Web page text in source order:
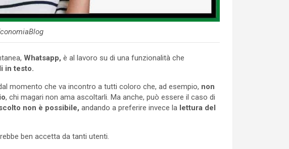
Whatsapp, è al lavoro su di una funzionalità che
in testo.
momento che va incontro a tutti coloro che, ad esempio, non
, chi magari non ama ascoltarli. Ma anche, può essere il caso di
non è possibile, andando a preferire invece la lettura del
ben accetta da tanti utenti.